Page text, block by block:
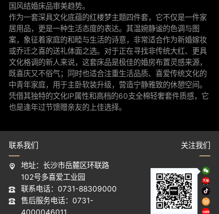
国风结婚床品审美趋势。
作为一套深具文化底蕴的红楼梦主题四件套，它不仅是一件家
居用品，更是一种生活态度的表达。其温婉静谧的色调与图
案，象征着家庭的和睦与生活的诗意，非常适合作为新婚嫁妆
或乔迁之喜的送礼体面之选。对于正在寻找非传统大红、更具
文化格调的新人来说，这套床品是极佳的婚房布置灵感来源，
既喜庆又不俗气；同时也适合注重生活品质、喜爱传统文化的
中青年家庭，用于主卧软装升级，营造宁静雅致的休憩空间。
凭借其独特的文化IP属性和高档的60支全棉轻奢套件质感，它
也是逢年过节馈赠亲友的上佳选择。
联系我们
地址：长沙市岳麓区环联路
102号多喜爱工业园
联系电话：0731-88309000
售后服务电话：0731-
关注我们